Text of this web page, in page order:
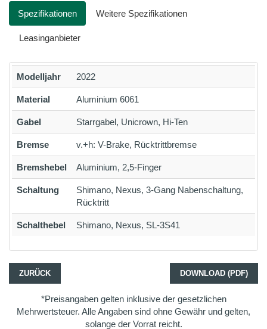
Spezifikationen Weitere Spezifikationen
Leasinganbieter
Modelljahr 2022
Material Aluminium 6061
Gabel Starrgabel, Unicrown, Hi-Ten
Bremse v.+h: V-Brake, Rücktrittbremse
Bremshebel Aluminium, 2,5-Finger
Schaltung
Shimano, Nexus, 3-Gang Nabenschaltung,
Rücktritt
Schalthebel Shimano, Nexus, SL-3S41
ZURÜCK DOWNLOAD (PDF)
*Preisangaben gelten inklusive der gesetzlichen
Mehrwertsteuer. Alle Angaben sind ohne Gewähr und gelten,
solange der Vorrat reicht.